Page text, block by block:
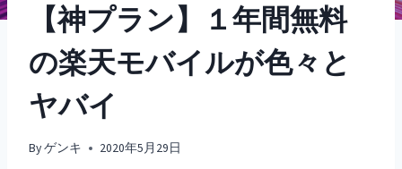
【神プラン】１年間無料
の楽天モバイルが色々と
ヤバイ
Byゲンキ 2020年5月29日